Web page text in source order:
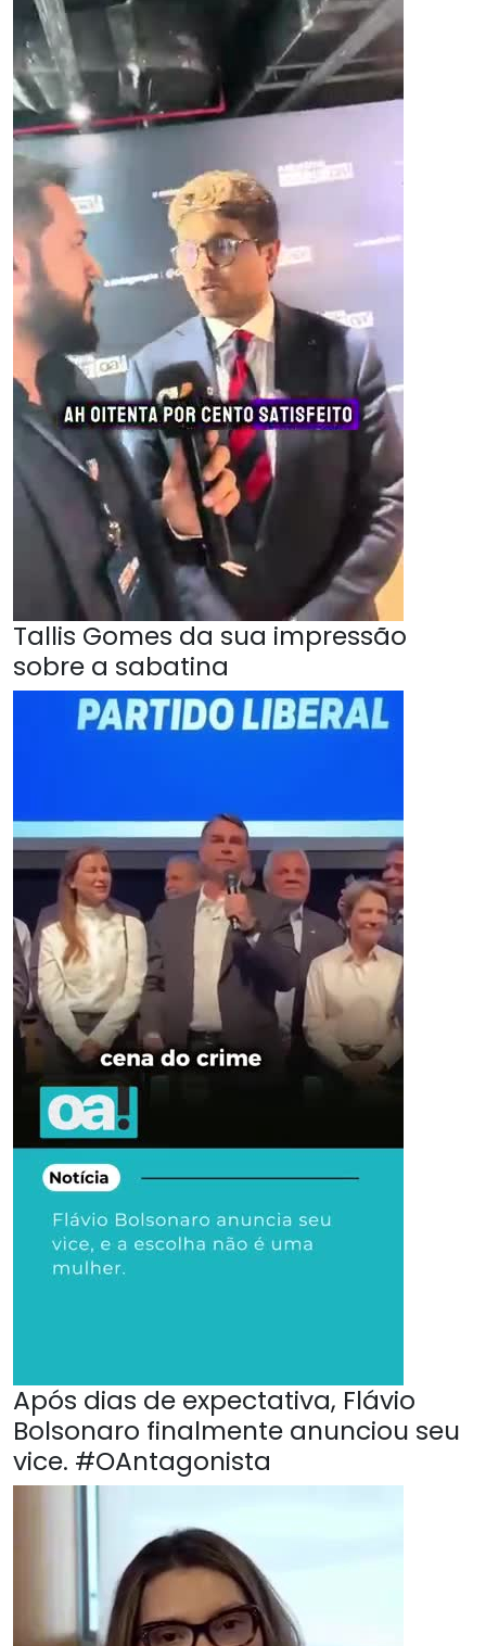
Tallis Gomes da sua impressão
sobre a sabatina
Após dias de expectativa, Flávio
Bolsonaro finalmente anunciou seu
vice. #OAntagonista